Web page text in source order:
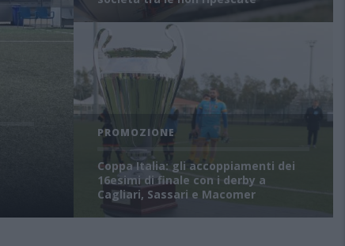
PROMOZIONE
Coppa Italia: gli accoppiamenti dei
16esimi di finale con i derby a
Cagliari, Sassari e Macomer